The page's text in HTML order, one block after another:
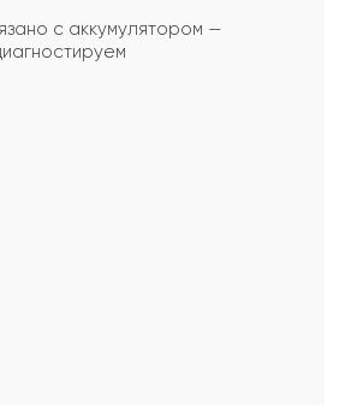
с аккумулятором —